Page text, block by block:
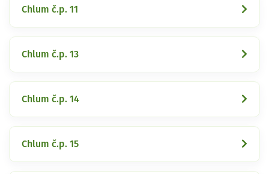
Chlum č.p. 11
Chlum č.p. 13
Chlum č.p. 14
Chlum č.p. 15